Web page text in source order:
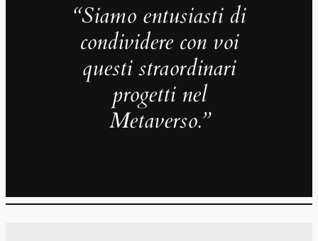
“Siamo entusiasti di
condividere con voi
questi straordinari
progetti nel
Metaverso.”